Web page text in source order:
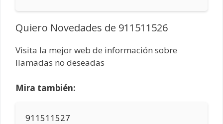
Quiero Novedades de 911511526
Visita la mejor web de información sobre
llamadas no deseadas
Mira también:
911511527